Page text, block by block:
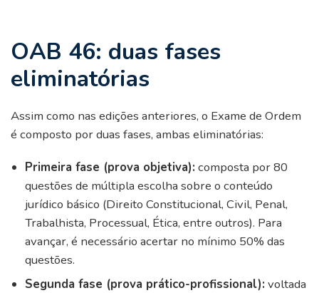
OAB 46: duas fases
eliminatórias
Assim como nas edições anteriores, o Exame de Ordem
é composto por duas fases, ambas eliminatórias:
Primeira fase (prova objetiva): composta por 80
questões de múltipla escolha sobre o conteúdo
jurídico básico (Direito Constitucional, Civil, Penal,
Trabalhista, Processual, Ética, entre outros). Para
avançar, é necessário acertar no mínimo 50% das
questões.
Segunda fase (prova prático-profissional): voltada